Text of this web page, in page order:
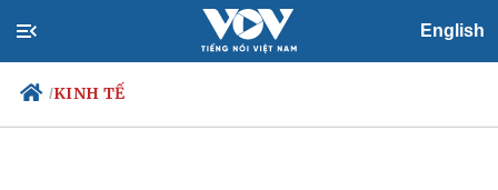
English
/KINH TẾ